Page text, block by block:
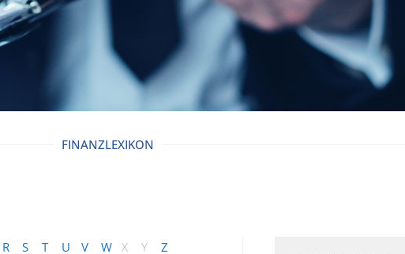
FINANZLEXIKON
R S T U V W X Y Z